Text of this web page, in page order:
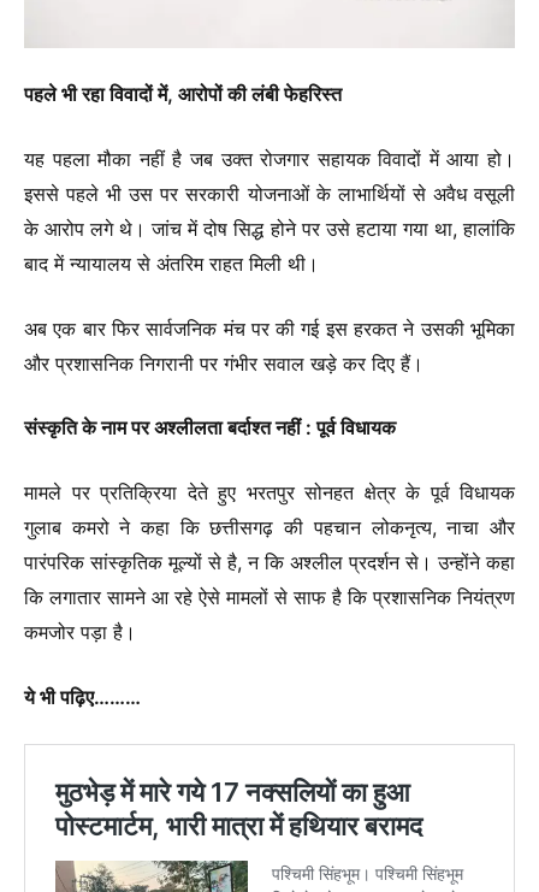
पहले भी रहा विवादों में, आरोपों की लंबी फेहरिस्त
यह पहला मौका नहीं है जब उक्त रोजगार सहायक विवादों में आया हो।
इससे पहले भी उस पर सरकारी योजनाओं के लाभार्थियों से अवैध वसूली
के आरोप लगे थे। जांच में दोष सिद्ध होने पर उसे हटाया गया था, हालांकि
बाद में न्यायालय से अंतरिम राहत मिली थी।
अब एक बार फिर सार्वजनिक मंच पर की गई इस हरकत ने उसकी भूमिका
और प्रशासनिक निगरानी पर गंभीर सवाल खड़े कर दिए हैं।
संस्कृति के नाम पर अश्लीलता बर्दाश्त नहीं : पूर्व विधायक
मामले पर प्रतिक्रिया देते हुए भरतपुर सोनहत क्षेत्र के पूर्व विधायक
गुलाब कमरो ने कहा कि छत्तीसगढ़ की पहचान लोकनृत्य, नाचा और
पारंपरिक सांस्कृतिक मूल्यों से है, न कि अश्लील प्रदर्शन से। उन्होंने कहा
कि लगातार सामने आ रहे ऐसे मामलों से साफ है कि प्रशासनिक नियंत्रण
कमजोर पड़ा है।
ये भी पढ़िए………